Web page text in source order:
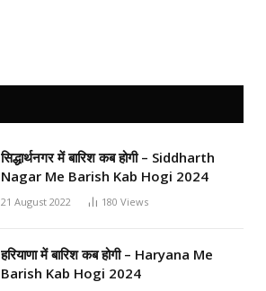
सिद्धार्थनगर में बारिश कब होगी – Siddharth
Nagar Me Barish Kab Hogi 2024
21 August 2022 180 Views
हरियाणा में बारिश कब होगी – Haryana Me
Barish Kab Hogi 2024